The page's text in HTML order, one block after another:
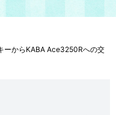
ーからKABA Ace3250Rへの交